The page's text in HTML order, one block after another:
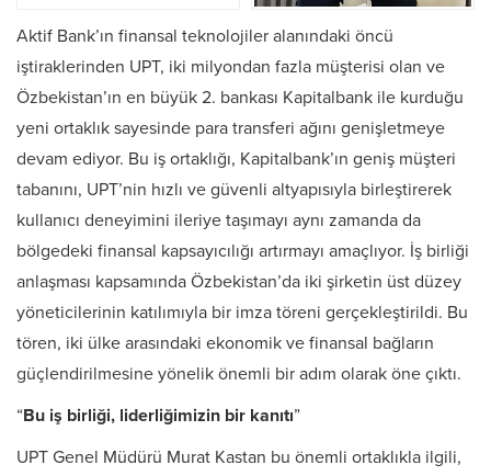
Aktif Bank’ın finansal teknolojiler alanındaki öncü
iştiraklerinden UPT, iki milyondan fazla müşterisi olan ve
Özbekistan’ın en büyük 2. bankası Kapitalbank ile kurduğu
yeni ortaklık sayesinde para transferi ağını genişletmeye
devam ediyor. Bu iş ortaklığı, Kapitalbank’ın geniş müşteri
tabanını, UPT’nin hızlı ve güvenli altyapısıyla birleştirerek
kullanıcı deneyimini ileriye taşımayı aynı zamanda da
bölgedeki finansal kapsayıcılığı artırmayı amaçlıyor. İş birliği
anlaşması kapsamında Özbekistan’da iki şirketin üst düzey
yöneticilerinin katılımıyla bir imza töreni gerçekleştirildi. Bu
tören, iki ülke arasındaki ekonomik ve finansal bağların
güçlendirilmesine yönelik önemli bir adım olarak öne çıktı.
“Bu iş birliği, liderliğimizin bir kanıtı”
UPT Genel Müdürü Murat Kastan bu önemli ortaklıkla ilgili,